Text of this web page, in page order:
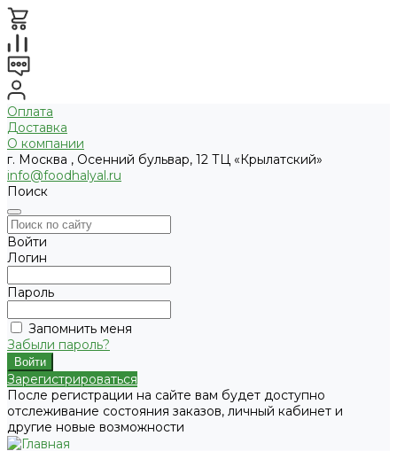
Оплата
Доставка
О компании
г. Москва , Осенний бульвар, 12 ТЦ «Крылатский»
info@foodhalyal.ru
Поиск
Войти
Логин
Пароль
Запомнить меня
Забыли пароль?
Зарегистрироваться
После регистрации на сайте вам будет доступно
отслеживание состояния заказов, личный кабинет и
другие новые возможности